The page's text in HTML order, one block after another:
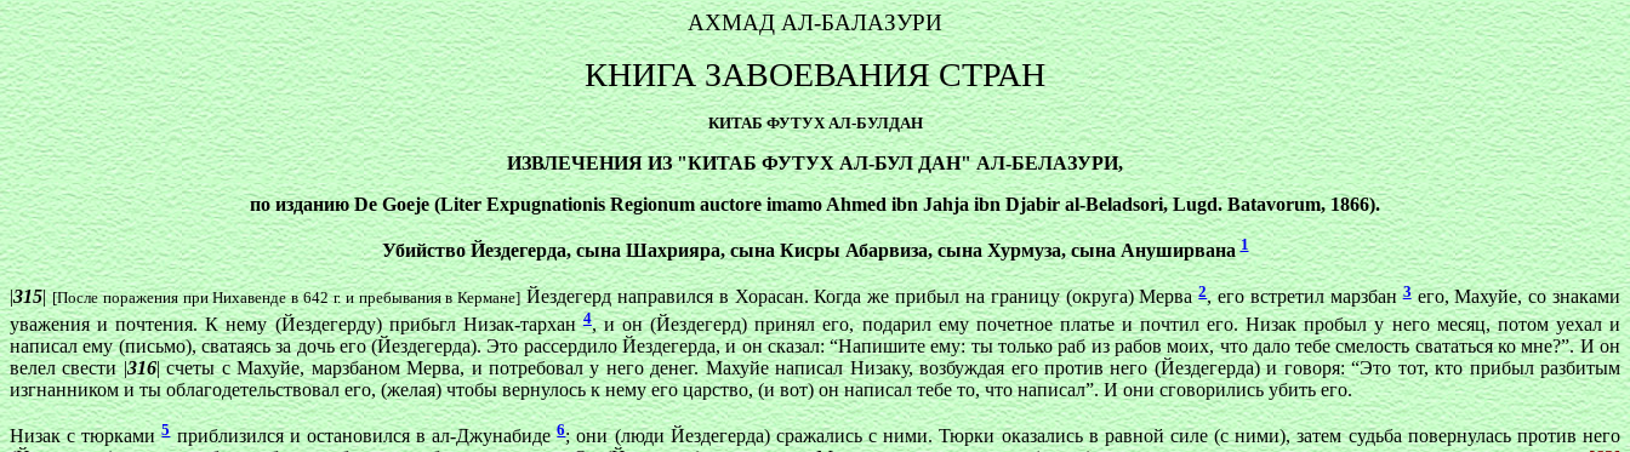
АХМАД АЛ-БАЛАЗУРИ
КНИГА ЗАВОЕВАНИЯ СТРАН
КИТАБ ФУТУХ АЛ-БУЛДАН
ИЗВЛЕЧЕНИЯ ИЗ "КИТАБ ФУТУХ АЛ-БУЛ ДАН" АЛ-БЕЛАЗУРИ,
по изданию De Goeje (Liter Expugnationis Regionum auctore imamo Ahmed ibn Jahja ibn Djabir al-Beladsori, Lugd. Batavorum, 1866).
Убийство Йездегерда, сына Шахрияра, сына Кисры Абарвиза, сына Хурмуза, сына Ануширвана 1
|315|[После поражения при Нихавенде в 642 г. и пребывания в Кермане]Йездегерд направился в Хорасан. Когда же прибыл на границу (округа) Мерва2, его встретил марзбан3его, Махуйе, со знаками
уважения и почтения. К нему (Йездегерду) прибьгл Низак-тархан4, и он (Йездегерд) принял его, подарил ему почетное платье и почтил его. Низак пробыл у него месяц, потом уехал и
написал ему (письмо), сватаясь за дочь его (Йездегерда). Это рассердило Йездегерда, и он сказал: “Напишите ему: ты только раб из рабов моих, что дало тебе смелость свататься ко мне?”. И он
велел свести |316| счеты с Махуйе, марзбаном Мерва, и потребовал у него денег. Махуйе написал Низаку, возбуждая его против него (Йездегерда) и говоря: “Это тот, кто прибыл разбитым
изгнанником и ты облагодетельствовал его, (желая) чтобы вернулось к нему его царство, (и вот) он написал тебе то, что написал”. И они сговорились убить его.
Низак с тюрками5приблизился и остановился в ал-Джунабиде6; они (люди Йездегерда) сражались с ними. Тюрки оказались в равной силе (с ними), затем судьба повернулась против него